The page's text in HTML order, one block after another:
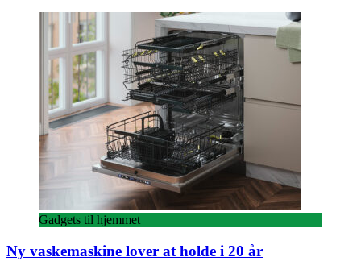
Gadgets til hjemmet
Ny vaskemaskine lover at holde i 20 år